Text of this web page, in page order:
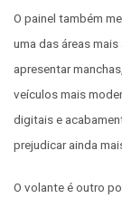
O painel também
uma das áreas
apresentar
veículos mais
digitais e
prejudicar ainda
O volante é outro